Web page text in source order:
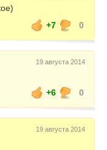
+7
0
19 августа 2014
+6
0
19 августа 2014